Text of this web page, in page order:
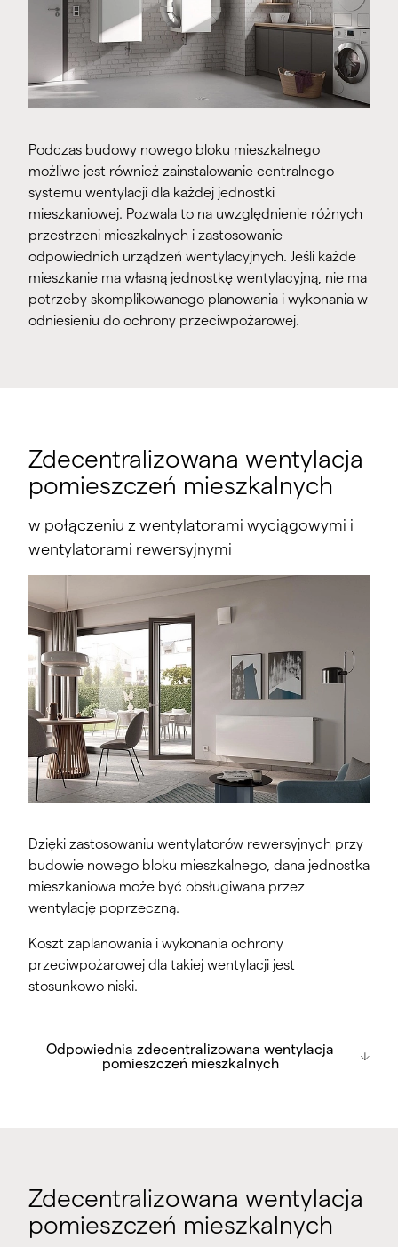
Podczas budowy nowego bloku mieszkalnego
możliwe jest również zainstalowanie centralnego
systemu wentylacji dla każdej jednostki
mieszkaniowej. Pozwala to na uwzględnienie różnych
przestrzeni mieszkalnych i zastosowanie
odpowiednich urządzeń wentylacyjnych. Jeśli każde
mieszkanie ma własną jednostkę wentylacyjną, nie ma
potrzeby skomplikowanego planowania i wykonania w
odniesieniu do ochrony przeciwpożarowej.
Zdecentralizowana wentylacja
pomieszczeń mieszkalnych
w połączeniu z wentylatorami wyciągowymi i
wentylatorami rewersyjnymi
Dzięki zastosowaniu wentylatorów rewersyjnych przy
budowie nowego bloku mieszkalnego, dana jednostka
mieszkaniowa może być obsługiwana przez
wentylację poprzeczną.
Koszt zaplanowania i wykonania ochrony
przeciwpożarowej dla takiej wentylacji jest
stosunkowo niski.
wentylacja pomieszczeń mieszkalnych
x studzienka D11 Wentylator rewersyjny
x studzienka D12 Wentylator rewersyjny
Odpowiednia zdecentralizowana wentylacja
pomieszczeń mieszkalnych
Zdecentralizowana wentylacja
pomieszczeń mieszkalnych